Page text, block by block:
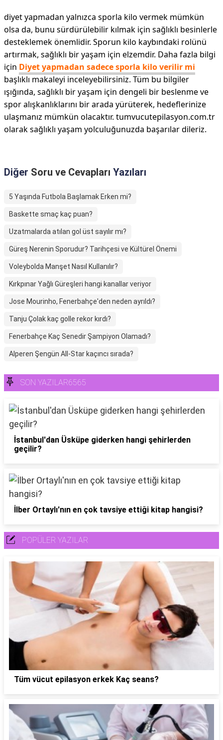
diyet yapmadan yalnızca sporla kilo vermek mümkün
olsa da, bunu sürdürülebilir kılmak için sağlıklı besinlerle
desteklemek önemlidir. Sporun kilo kaybındaki rolünü
artırmak, sağlıklı bir yaşam için elzemdir. Daha fazla bilgi
için Diyet yapmadan sadece sporla kilo verilir mi
başlıklı makaleyi inceleyebilirsiniz. Tüm bu bilgiler
ışığında, sağlıklı bir yaşam için dengeli bir beslenme ve
spor alışkanlıklarını bir arada yürüterek, hedeflerinize
ulaşmanız mümkün olacaktır. tumvucutepilasyon.com.tr
olarak sağlıklı yaşam yolculuğunuzda başarılar dileriz.
Diğer Soru ve Cevapları Yazıları
5 Yaşında Futbola Başlamak Erken mi?
Baskette smaç kaç puan?
Uzatmalarda atılan gol üst sayılır mı?
Güreş Nerenin Sporudur? Tarihçesi ve Kültürel Önemi
Voleybolda Manşet Nasıl Kullanılır?
Kırkpınar Yağlı Güreşleri hangi kanallar veriyor
Jose Mourinho, Fenerbahçe'den neden ayrıldı?
Tanju Çolak kaç golle rekor kırdı?
Fenerbahçe Kaç Senedir Şampiyon Olamadı?
Alperen Şengün All-Star kaçıncı sırada?
SON YAZILAR6565
İstanbul'dan Üsküpe giderken hangi şehirlerden
geçilir?
İlber Ortaylı'nın en çok tavsiye ettiği kitap hangisi?
POPÜLER YAZILAR
Tüm vücut epilasyon erkek Kaç seans?